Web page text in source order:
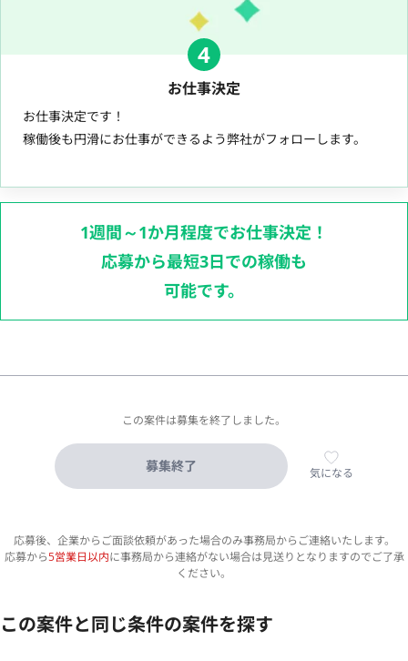
4
お仕事決定
お仕事決定です！
稼働後も円滑にお仕事ができるよう弊社がフォローします。
1週間～1か月程度でお仕事決定！
応募から最短3日での稼働も
可能です。
この案件は募集を終了しました。
募集終了 気になる
応募後、企業からご面談依頼があった場合のみ事務局からご連絡いたします。
応募から5営業日以内に事務局から連絡がない場合は見送りとなりますのでご了承
ください。
この案件と同じ条件の案件を探す